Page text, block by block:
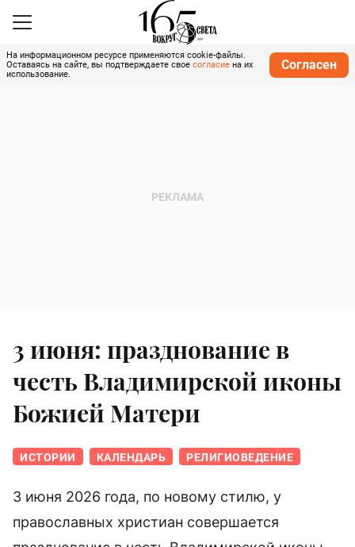
На информационном ресурсе применяются cookie-файлы.
Оставаясь на сайте, вы подтверждаете свое согласие на их
использование.
Согласен
3 июня: празднование в
честь Владимирской иконы
Божией Матери
ИСТОРИИ КАЛЕНДАРЬ РЕЛИГИОВЕДЕНИЕ
3 июня 2026 года, по новому стилю, у
православных христиан совершается